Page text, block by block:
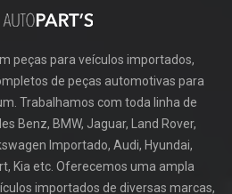
peças para veículos importados,
de peças automotivas para
Trabalhamos com toda linha de
Benz, BMW, Jaguar, Land Rover,
Importado, Audi, Hyundai,
Kia etc. Oferecemos uma ampla
importados de diversas marcas,